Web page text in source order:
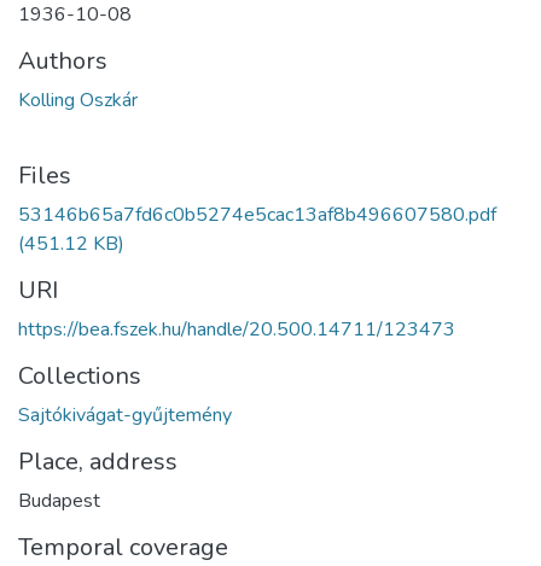
1936-10-08
Authors
Kolling Oszkár
Files
53146b65a7fd6c0b5274e5cac13af8b496607580.pdf
(451.12 KB)
URI
https://bea.fszek.hu/handle/20.500.14711/123473
Collections
Sajtókivágat-gyűjtemény
Place, address
Budapest
Temporal coverage